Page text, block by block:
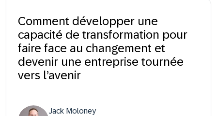
Comment développer une
capacité de transformation pour
faire face au changement et
devenir une entreprise tournée
vers l’avenir
Jack Moloney